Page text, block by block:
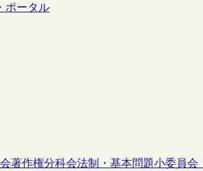
ポータル
著作権分科会法制・基本問題小委員会